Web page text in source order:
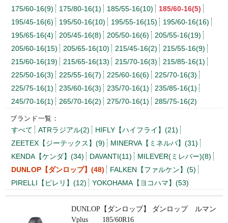
175/60-16(9)
175/80-16(1) 185/55-16(10)
185/60-16(5)
195/45-16(6)
195/50-16(10) 195/55-16(15)
195/60-16(16)
195/65-16(4)
205/45-16(8) 205/50-16(6)
205/55-16(19)
205/60-16(15)
205/65-16(10) 215/45-16(2)
215/55-16(9)
215/60-16(19)
215/65-16(13) 215/70-16(3)
215/85-16(1)
225/50-16(3)
225/55-16(7) 225/60-16(6)
225/70-16(3)
225/75-16(1)
235/60-16(3) 235/70-16(1)
235/85-16(1)
245/70-16(1)
265/70-16(2) 275/70-16(1) 285/75-16(2)
ブランド一覧：
すべて ATRラジアル(2)
HIFLY【ハイフライ】(21)
ZEETEX【ジーテックス】(9)
MINERVA【ミネルバ】(31)
KENDA【ケンダ】(34)
DAVANTI(11)
MILEVER(ミレバー)(8)
DUNLOP【ダンロップ】(48)
FALKEN【ファルケン】(5)
PIRELLI【ピレリ】(12)
YOKOHAMA【ヨコハマ】(53)
DUNLOP【ダンロップ】 ダンロップ ルマン
Vplus 185/60R16